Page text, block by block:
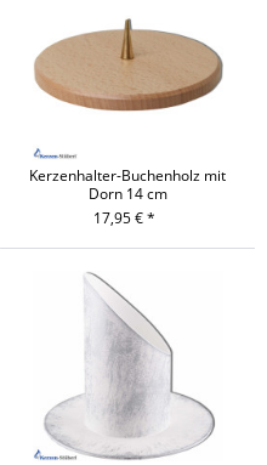
Kerzenhalter-Buchenholz mit
Dorn 14 cm
17,95 € *